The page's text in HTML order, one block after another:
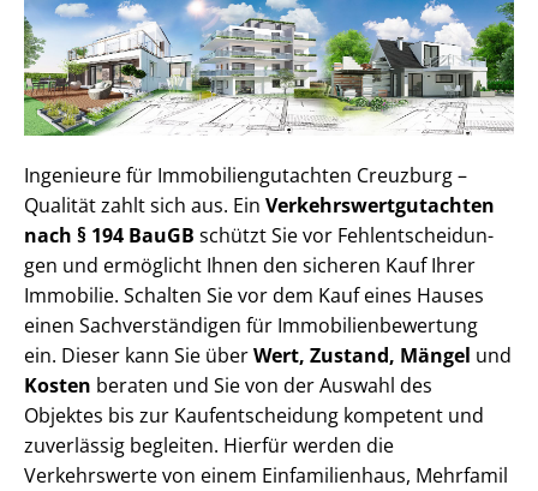
Ingenieure für Im­mo­bi­li­en­gut­ach­ten Creuzburg –
Qualität zahlt sich aus. Ein Ver­kehrs­wert­gut­ach­ten
nach § 194 BauGB schützt Sie vor Fehl­ent­schei­dun­
gen und ermöglicht Ihnen den sicheren Kauf Ihrer
Immobilie. Schalten Sie vor dem Kauf eines Hauses
einen Sach­ver­stän­di­gen für Im­mo­bi­li­en­be­wer­tung
ein. Dieser kann Sie überWert, Zustand, Mängel und
Kosten beraten und Sie von der Auswahl des
Objektes bis zur Kauf­ent­schei­dung kompetent und
zuverlässig begleiten. Hierfür werden die
Verkehrswerte von einem Einfamilienhaus, Mehr­fa­mi­l